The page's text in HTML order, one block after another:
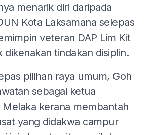
menarik diri daripada
Kota Laksamana selepas
veteran DAP Lim Kit
dikenakan tindakan disiplin.
pilihan raya umum, Goh
sebagai ketua
kerana membantah
yang didakwa campur